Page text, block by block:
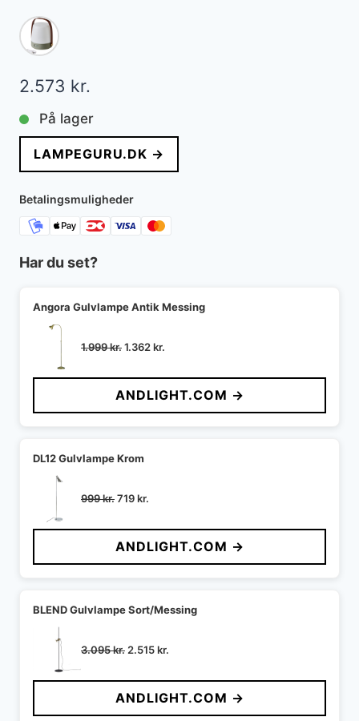
2.573 kr.
På lager
LAMPEGURU.DK →
Betalingsmuligheder
Har du set?
Angora Gulvlampe Antik Messing
1.999kr.Den
pris
var:
1.999 kr..
1.362kr.
pris
er:
1.362 kr..
ANDLIGHT.COM →
DL12 Gulvlampe Krom
999kr.Den
pris
var:
999 kr..
719kr.
pris
er:
719 kr..
ANDLIGHT.COM →
BLEND Gulvlampe Sort/Messing
3.095kr. Den
pris
var:
3.095 kr..
2.515kr.
pris
er:
2.515 kr..
ANDLIGHT.COM →